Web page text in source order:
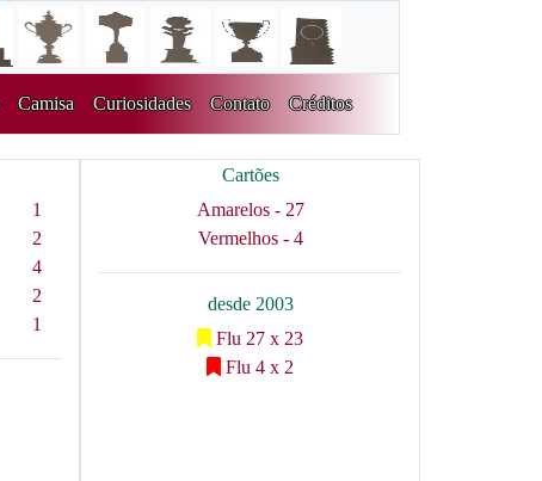
Camisa Curiosidades Contato Créditos
1
2
4
2
1
Cartões
Amarelos - 27
Vermelhos - 4
desde 2003
Flu 27 x 23
Flu 4 x 2